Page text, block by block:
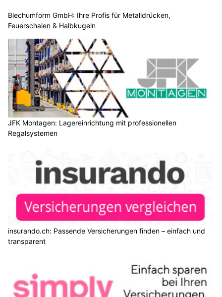
Blechumform GmbH: Ihre Profis für Metalldrücken,
Feuerschalen & Halbkugeln
JFK Montagen: Lagereinrichtung mit professionellen
Regalsystemen
insurando.ch: Passende Versicherungen finden – einfach und
transparent